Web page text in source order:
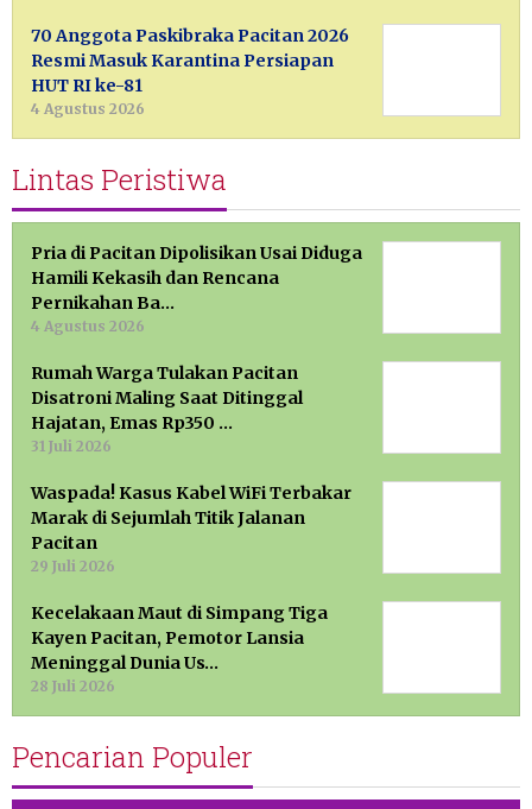
70 Anggota Paskibraka Pacitan 2026
Resmi Masuk Karantina Persiapan
HUT RI ke-81
4 Agustus 2026
Lintas Peristiwa
Pria di Pacitan Dipolisikan Usai Diduga
Hamili Kekasih dan Rencana
Pernikahan Ba…
4 Agustus 2026
Rumah Warga Tulakan Pacitan
Disatroni Maling Saat Ditinggal
Hajatan, Emas Rp350 …
31 Juli 2026
Waspada! Kasus Kabel WiFi Terbakar
Marak di Sejumlah Titik Jalanan
Pacitan
29 Juli 2026
Kecelakaan Maut di Simpang Tiga
Kayen Pacitan, Pemotor Lansia
Meninggal Dunia Us…
28 Juli 2026
Pencarian Populer